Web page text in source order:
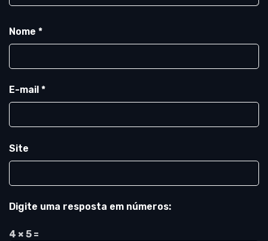
Nome *
E-mail *
Site
Digite uma resposta em números:
4 × 5 =